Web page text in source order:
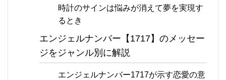
時計のサインは悩みが消えて夢を実現す
るとき
エンジェルナンバー【1717】のメッセー
ジをジャンル別に解説
エンジェルナンバー1717が示す恋愛の意